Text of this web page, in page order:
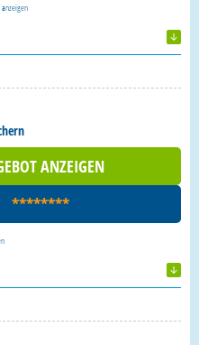
anzeigen
ANZEIGEN
********